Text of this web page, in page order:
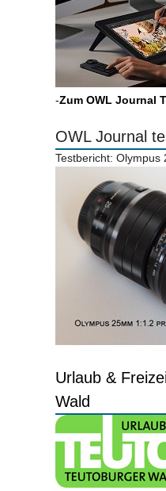
-Zum OWL Journal
OWL Journal
Testbericht: Olympus
Urlaub &
Wald